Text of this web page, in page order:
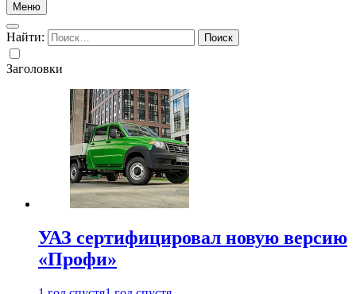
Меню
Найти:
Заголовки
УАЗ сертифицировал новую версию
«Профи»